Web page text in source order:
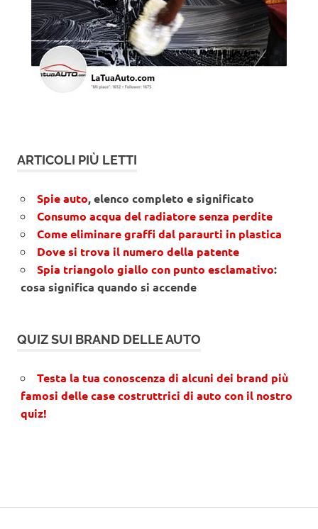
ARTICOLI PIÙ LETTI
Spie auto, elenco completo e significato
Consumo acqua del radiatore senza perdite
Come eliminare graffi dal paraurti in plastica
Dove si trova il numero della patente
Spia triangolo giallo con punto esclamativo:
cosa significa quando si accende
QUIZ SUI BRAND DELLE AUTO
Testa la tua conoscenza di alcuni dei brand più
famosi delle case costruttrici di auto con il nostro
quiz!